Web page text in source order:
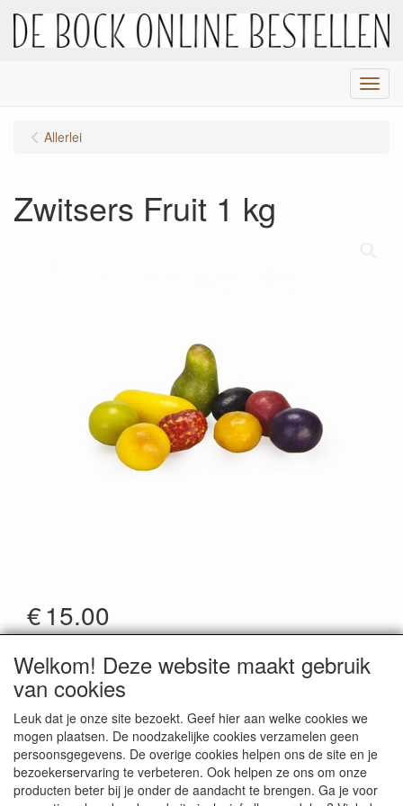
Menu
Allerlei
Zwitsers Fruit 1 kg
€15.00
*Prijzen zijn inclusief btw
Artikelcode: Zwifr
CONTACTGEGEVENS
Welkom! Deze website maakt gebruik
van cookies
Leuk dat je onze site bezoekt. Geef hier aan welke cookies we
mogen plaatsen. De noodzakelijke cookies verzamelen geen
persoonsgegevens. De overige cookies helpen ons de site en je
bezoekerservaring te verbeteren. Ook helpen ze ons om onze
producten beter bij je onder de aandacht te brengen. Ga je voor